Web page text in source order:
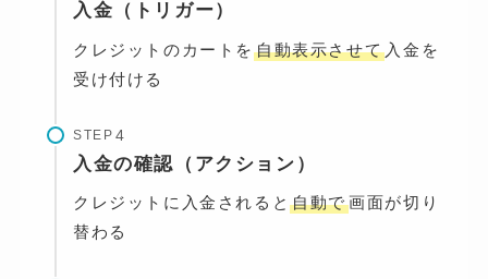
入金（トリガー）
クレジットのカートを自動表示させて 入金を
受け付ける
STEP
入金の確認（アクション）
クレジットに入金されると自動で画面が切り
替わる